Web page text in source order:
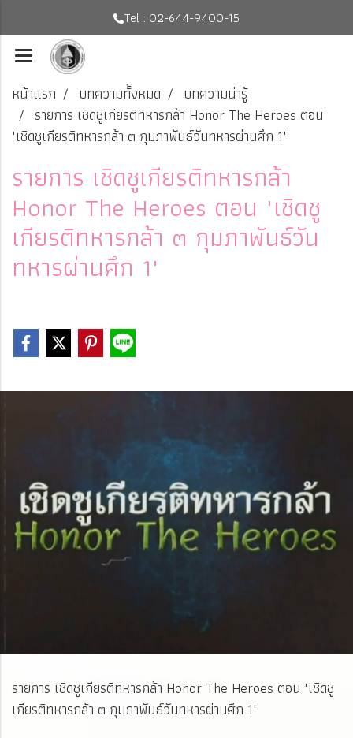
Tel : 02-644-9400-15
หน้าแรก บทความทั้งหมด
บทความน่ารู้
รายการ เชิดชูเกียรติทหารกล้า Honor The Heroes ตอน
"เชิดชูเกียรติทหารกล้า ๓ กุมภาพันธ์วันทหารผ่านศึก 1"
รายการ เชิดชูเกียรติทหารกล้า
Honor The Heroes ตอน "เชิดชู
เกียรติทหารกล้า ๓ กุมภาพันธ์วัน
ทหารผ่านศึก 1"
รายการ เชิดชูเกียรติทหารกล้า Honor The Heroes ตอน "เชิดชู
เกียรติทหารกล้า ๓ กุมภาพันธ์วันทหารผ่านศึก 1"